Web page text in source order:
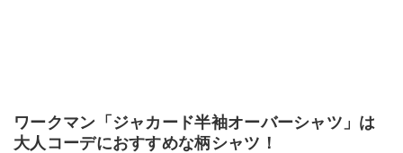
ワークマン「ジャカード半袖オーバーシャツ」は
大人コーデにおすすめな柄シャツ！